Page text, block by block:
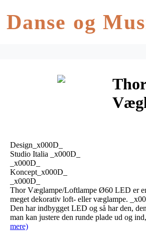
Danse og
Thor
Design_x000D_
Studio Italia _x000D_
_x000D_
Koncept_x000D_
_x000D_
Thor Væglampe/Loftlampe Ø60 LED er
meget dekorativ loft- eller væglampe.
Den har indbygget LED og så har den,
man kan justere den runde plade ud og
mere)